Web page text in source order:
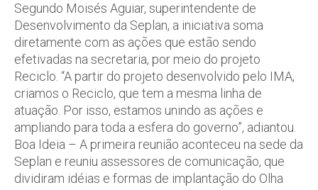
Segundo Moisés Aguiar, superintendente de
Desenvolvimento da Seplan, a iniciativa soma
diretamente com as ações que estão sendo
efetivadas na secretaria, por meio do projeto
Reciclo. “A partir do projeto desenvolvido pelo IMA,
criamos o Reciclo, que tem a mesma linha de
atuação. Por isso, estamos unindo as ações e
ampliando para toda a esfera do governo”, adiantou.
Boa Ideia – A primeira reunião aconteceu na sede da
Seplan e reuniu assessores de comunicação, que
dividiram idéias e formas de implantação do Olha